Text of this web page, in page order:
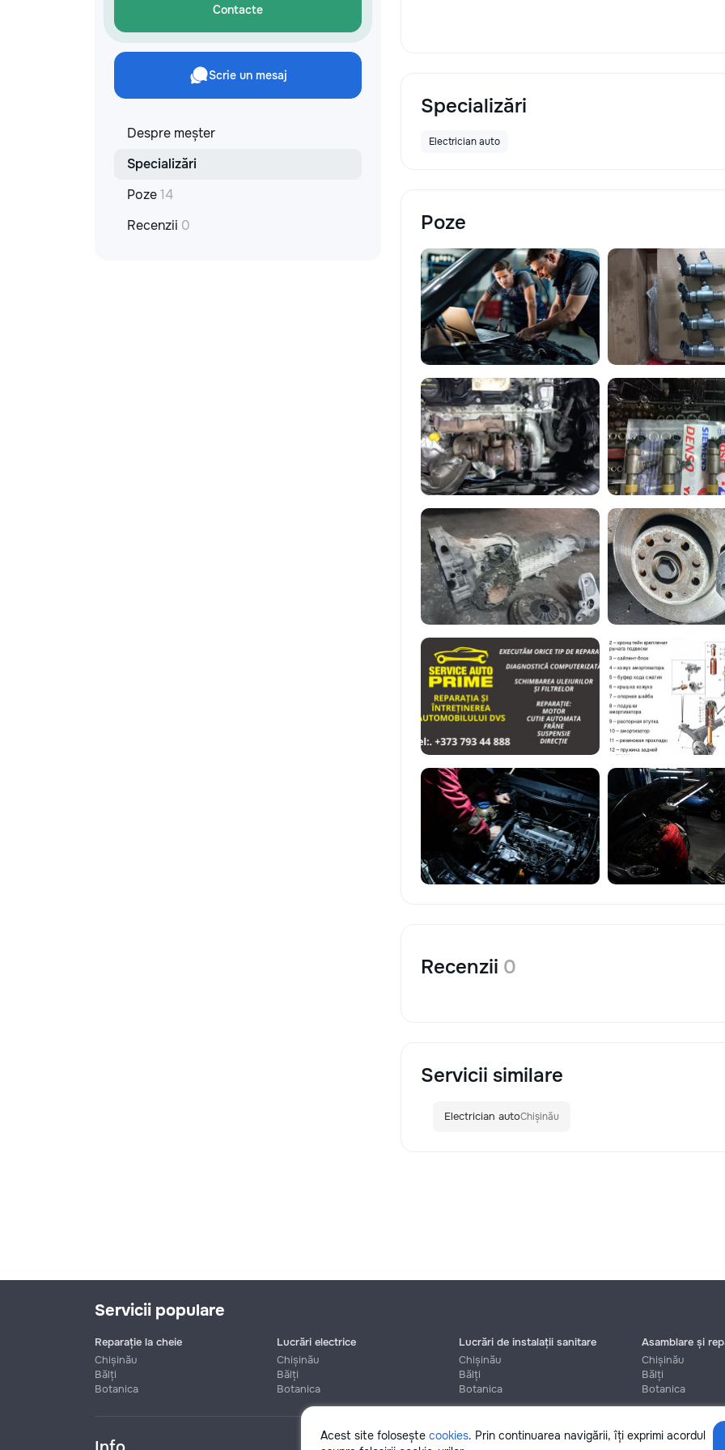
Contacte
Scrie un mesaj
Despre meșter
Specializări
Poze14
Recenzii 0
Specializări
Electrician auto
Poze
Recenzii 0
Servicii similare
Electrician autoChișinău
Acest site folosește cookies. Prin continuarea navigării, îți exprimi acordul
Servicii populare
Reparație la cheie
Chișinău
Bălți
Botanica
Lucrări electrice
Chișinău
Bălți
Botanica
Lucrări de instalații sanitare
Chișinău
Bălți
Botanica
Asamblare și
Chișinău
Bălți
Botanica